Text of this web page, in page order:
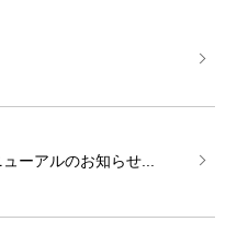
ーアルのお知らせ...